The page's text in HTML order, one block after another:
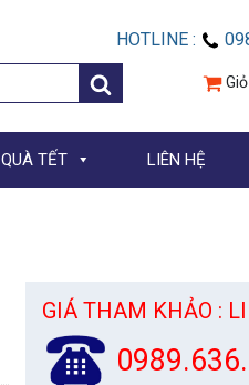
HOTLINE :
QUÀ TẾT LIÊN HỆ
GIÁ THAM KHẢO :